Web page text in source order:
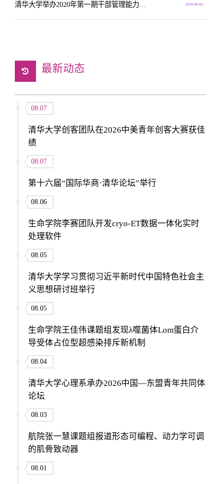
2020.06.02
清华大学举办2020年第一期干部管理能力专题培训班
最新动态
08.07
清华大学创客团队在2026中美青年创客大赛获佳
绩
08.07
第十六届“国际华商·清华论坛”举行
08.06
生命学院李赛团队开发cryo-ET数据一体化实时
处理软件
08.05
清华大学学习贯彻习近平新时代中国特色社会主
义思想研讨班举行
08.05
生命学院王佳伟课题组发现λ噬菌体Lom蛋白介
导受体占位型超感染排斥新机制
08.04
清华大学心理系承办2026中国—东盟青年共同体
论坛
08.03
航院张一慧课题组报道形态可编程、动力学可调
的肌骨致动器
08.01